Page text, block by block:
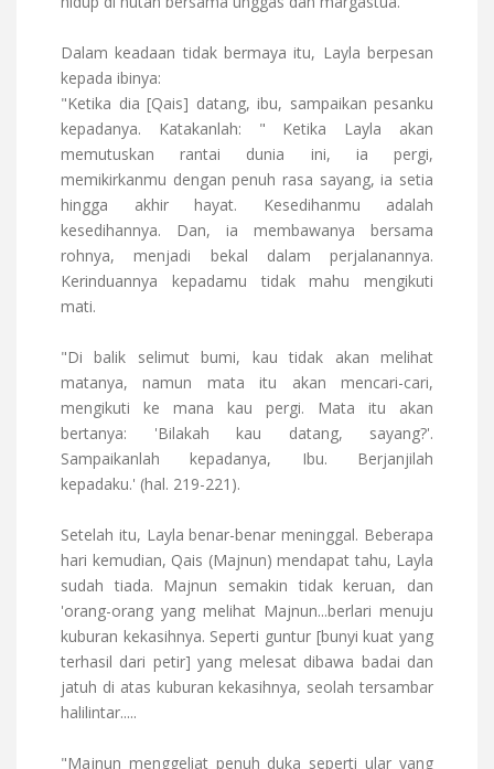
Dalam keadaan tidak bermaya itu, Layla berpesan
kepada ibinya:
"Ketika dia [Qais] datang, ibu, sampaikan pesanku
kepadanya. Katakanlah: " Ketika Layla akan
memutuskan rantai dunia ini, ia pergi,
memikirkanmu dengan penuh rasa sayang, ia setia
hingga akhir hayat. Kesedihanmu adalah
kesedihannya. Dan, ia membawanya bersama
rohnya, menjadi bekal dalam perjalanannya.
Kerinduannya kepadamu tidak mahu mengikuti
mati.
"Di balik selimut bumi, kau tidak akan melihat
matanya, namun mata itu akan mencari-cari,
mengikuti ke mana kau pergi. Mata itu akan
bertanya: 'Bilakah kau datang, sayang?'.
Sampaikanlah kepadanya, Ibu. Berjanjilah
kepadaku.' (hal. 219-221).
Setelah itu, Layla benar-benar meninggal. Beberapa
hari kemudian, Qais (Majnun) mendapat tahu, Layla
sudah tiada. Majnun semakin tidak keruan, dan
'orang-orang yang melihat Majnun...berlari menuju
kuburan kekasihnya. Seperti guntur [bunyi kuat yang
terhasil dari petir] yang melesat dibawa badai dan
jatuh di atas kuburan kekasihnya, seolah tersambar
halilintar.....
"Majnun menggeliat penuh duka seperti ular yang